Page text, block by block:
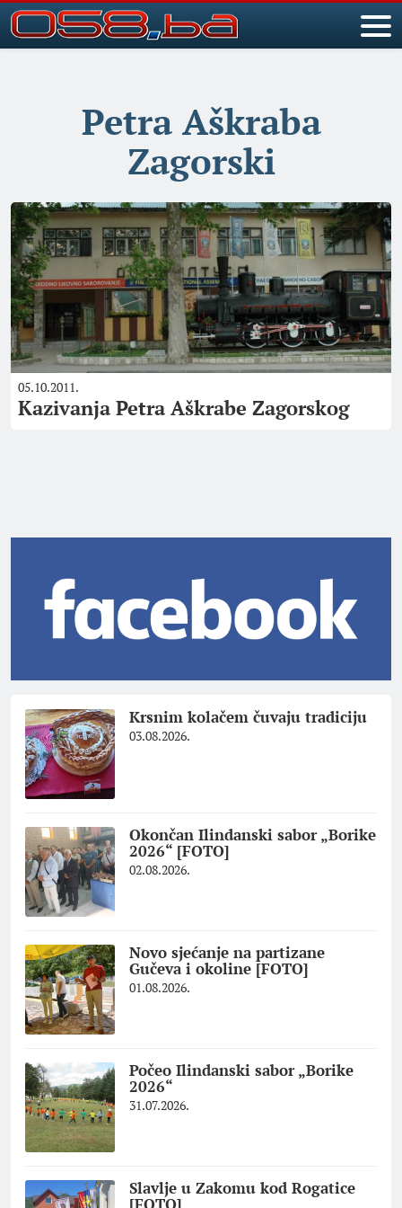
Petra Aškraba
Zagorski
05.10.2011.
Kazivanja Petra Aškrabe Zagorskog
Krsnim kolačem čuvaju tradiciju
03.08.2026.
Okončan Ilindanski sabor „Borike
2026“ [FOTO]
02.08.2026.
Novo sjećanje na partizane
Gučeva i okoline [FOTO]
01.08.2026.
Počeo Ilindanski sabor „Borike
2026“
31.07.2026.
Slavlje u Zakomu kod Rogatice